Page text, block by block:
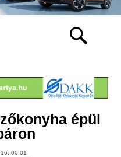
épül
00:01